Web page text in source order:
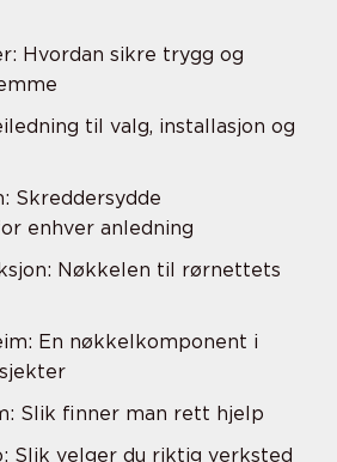
Hvordan sikre trygg og
til valg, installasjon og
Skreddersydde
enhver anledning
Nøkkelen til rørnettets
En nøkkelkomponent i
Slik finner man rett hjelp
Slik velger du riktig verksted